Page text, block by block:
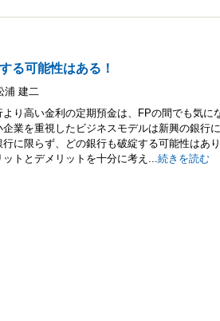
る可能性はある！
浦 建二
より高い金利の定期預金は、FPの間でも気に
企業を重視したビジネスモデルは新興の銀行
行に限らず、どの銀行も破綻する可能性はあ
ットとデメリットを十分に考え...続きを読む